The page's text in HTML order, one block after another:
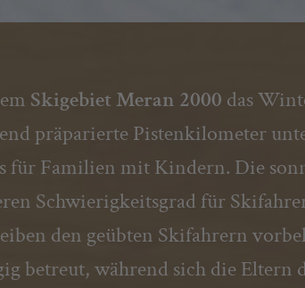
Skigebiet Meran 2000 das
präparierte Pistenkilometer
für Familien mit Kindern. Die
Schwierigkeitsgrad für
den geübten Skifahrern
betreut, während sich die Eltern